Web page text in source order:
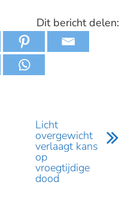
Dit bericht delen:
Licht
overgewicht
verlaagt kans
op
vroegtijdige
dood